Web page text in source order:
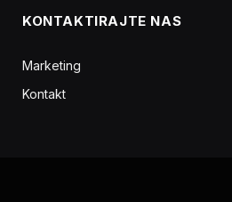
KONTAKTIRAJTE NAS
Marketing
Kontakt